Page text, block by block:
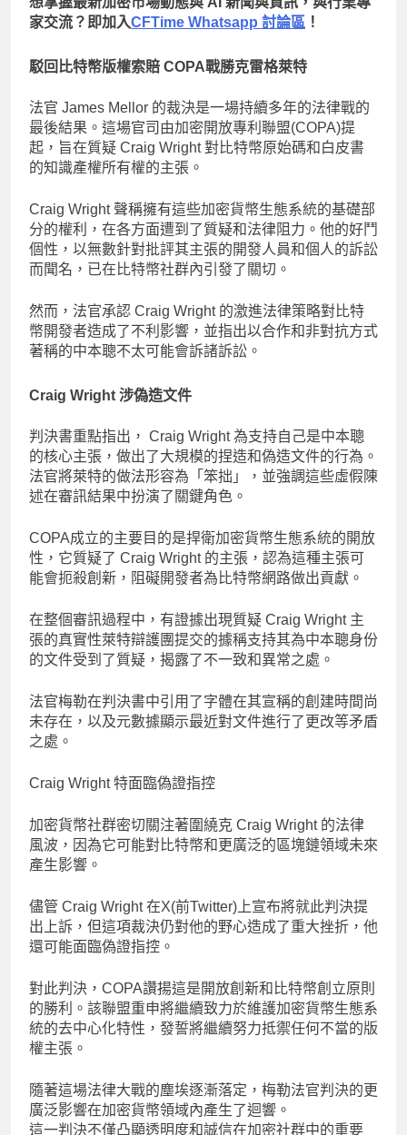
家交流？即加入CFTime Whatsapp 討論區 ！
駁回比特幣版權索賠 COPA戰勝克雷格萊特
法官 James Mellor 的裁決是一場持續多年的法律戰的
最後結果。這場官司由加密開放專利聯盟(COPA)提
起，旨在質疑 Craig Wright 對比特幣原始碼和白皮書
的知識產權所有權的主張。
Craig Wright 聲稱擁有這些加密貨幣生態系統的基礎部
分的權利，在各方面遭到了質疑和法律阻力。他的好鬥
個性，以無數針對批評其主張的開發人員和個人的訴訟
而聞名，已在比特幣社群內引發了關切。
然而，法官承認 Craig Wright 的激進法律策略對比特
幣開發者造成了不利影響，並指出以合作和非對抗方式
著稱的中本聰不太可能會訴諸訴訟。
Craig Wright 涉偽造文件
判決書重點指出， Craig Wright 為支持自己是中本聰
的核心主張，做出了大規模的捏造和偽造文件的行為。
法官將萊特的做法形容為「笨拙」，並強調這些虛假陳
述在審訊結果中扮演了關鍵角色。
COPA成立的主要目的是捍衛加密貨幣生態系統的開放
性，它質疑了 Craig Wright 的主張，認為這種主張可
能會扼殺創新，阻礙開發者為比特幣網路做出貢獻。
在整個審訊過程中，有證據出現質疑 Craig Wright 主
張的真實性萊特辯護團提交的據稱支持其為中本聰身份
的文件受到了質疑，揭露了不一致和異常之處。
法官梅勒在判決書中引用了字體在其宣稱的創建時間尚
未存在，以及元數據顯示最近對文件進行了更改等矛盾
之處。
Craig Wright 特面臨偽證指控
加密貨幣社群密切關注著圍繞克 Craig Wright 的法律
風波，因為它可能對比特幣和更廣泛的區塊鏈領域未來
產生影響。
儘管 Craig Wright 在X(前Twitter)上宣布將就此判決提
出上訴，但這項裁決仍對他的野心造成了重大挫折，他
還可能面臨偽證指控。
對此判決，COPA讚揚這是開放創新和比特幣創立原則
的勝利。該聯盟重申將繼續致力於維護加密貨幣生態系
統的去中心化特性，發誓將繼續努力抵禦任何不當的版
權主張。
隨著這場法律大戰的塵埃逐漸落定，梅勒法官判決的更
廣泛影響在加密貨幣領域內產生了迴響。
這一判決不僅凸顯透明度和誠信在加密社群中的重要